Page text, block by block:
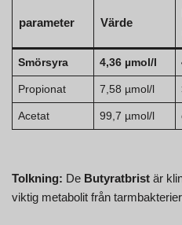
parameter Värde
Smörsyra 4,36 µmol/l
Propionat 7,58 µmol/l
Acetat 99,7 µmol/l
Tolkning: De Butyratbrist är
viktig metabolit från